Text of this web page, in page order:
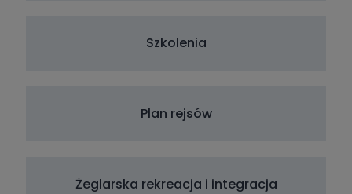
Szkolenia
Plan rejsów
Żeglarska rekreacja i integracja